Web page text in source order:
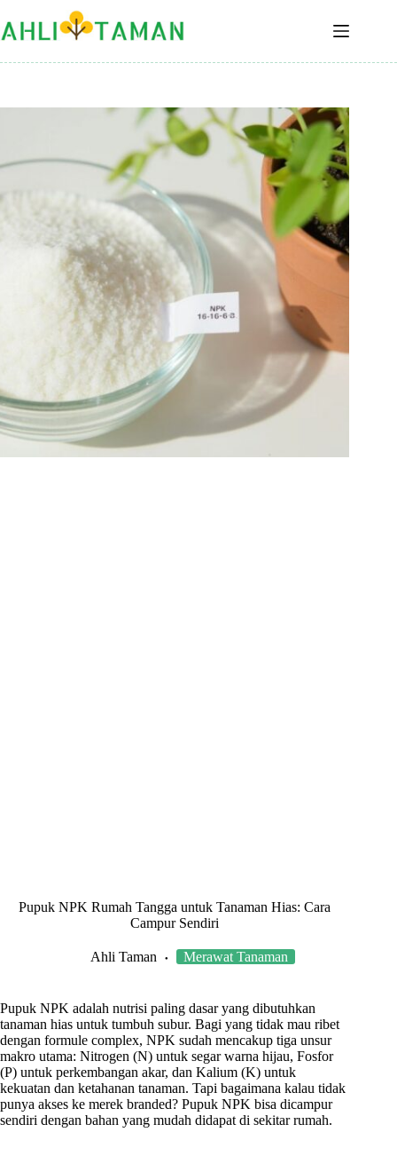
Pupuk NPK Rumah Tangga untuk Tanaman Hias: Cara
Campur Sendiri
Ahli Taman Merawat Tanaman
Pupuk NPK adalah nutrisi paling dasar yang dibutuhkan
tanaman hias untuk tumbuh subur. Bagi yang tidak mau ribet
dengan formule complex, NPK sudah mencakup tiga unsur
makro utama: Nitrogen (N) untuk segar warna hijau, Fosfor
(P) untuk perkembangan akar, dan Kalium (K) untuk
kekuatan dan ketahanan tanaman. Tapi bagaimana kalau tidak
punya akses ke merek branded? Pupuk NPK bisa dicampur
sendiri dengan bahan yang mudah didapat di sekitar rumah.